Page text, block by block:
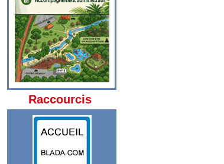
Raccourcis